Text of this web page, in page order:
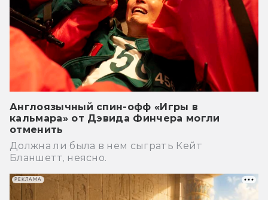
Англоязычный спин-офф «Игры в
кальмара» от Дэвида Финчера могли
отменить
Должна ли была в нем сыграть Кейт
Бланшетт, неясно.
РЕКЛАМА